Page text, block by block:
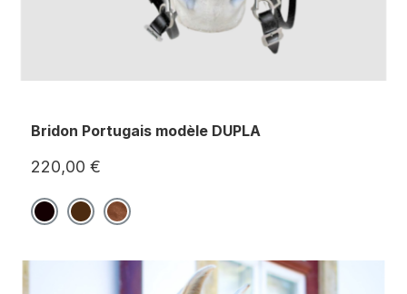
Bridon Portugais modèle DUPLA
220,00 €